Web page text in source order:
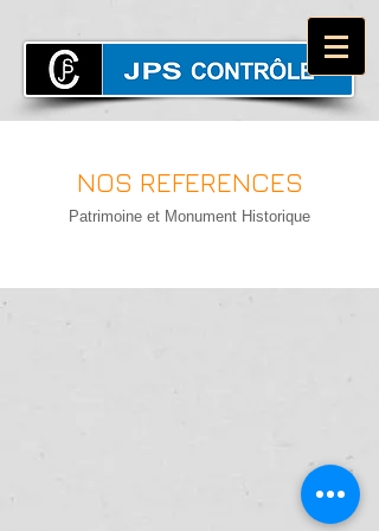
NOS REFERENCES
Patrimoine et Monument Historique